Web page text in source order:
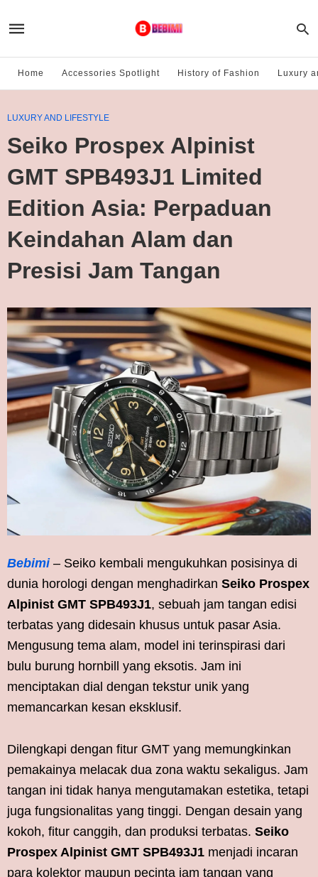
Home Accessories Spotlight History of Fashion Luxury
LUXURY AND LIFESTYLE
Seiko Prospex Alpinist
GMT SPB493J1 Limited
Edition Asia: Perpaduan
Keindahan Alam dan
Presisi Jam Tangan
Bebimi– Seiko kembali mengukuhkan posisinya di
dunia horologi dengan menghadirkan Seiko Prospex
Alpinist GMT SPB493J1, sebuah jam tangan edisi
terbatas yang didesain khusus untuk pasar Asia.
Mengusung tema alam, model ini terinspirasi dari
bulu burung hornbill yang eksotis. Jam ini
menciptakan dial dengan tekstur unik yang
memancarkan kesan eksklusif.
Dilengkapi dengan fitur GMT yang memungkinkan
pemakainya melacak dua zona waktu sekaligus. Jam
tangan ini tidak hanya mengutamakan estetika, tetapi
juga fungsionalitas yang tinggi. Dengan desain yang
kokoh, fitur canggih, dan produksi terbatas. Seiko
Prospex Alpinist GMT SPB493J1 menjadi incaran
para kolektor maupun pecinta jam tangan yang